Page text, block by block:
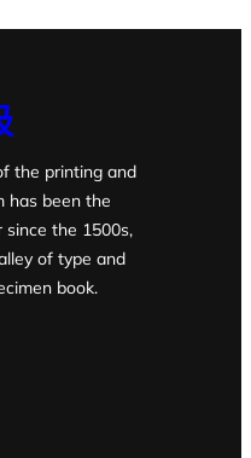
the printing and
has been the
the 1500s,
of type and
book.